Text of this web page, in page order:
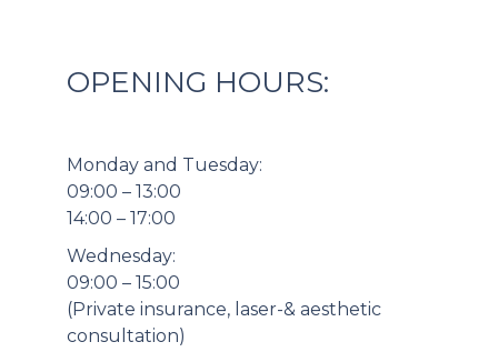
OPENING HOURS:
Monday and Tuesday:
09:00 – 13:00
14:00 – 17:00
Wednesday:
09:00 – 15:00
(Private insurance, laser-& aesthetic
consultation)